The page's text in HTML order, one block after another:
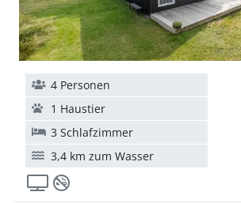
4 Personen
1 Haustier
3 Schlafzimmer
3,4 km zum Wasser